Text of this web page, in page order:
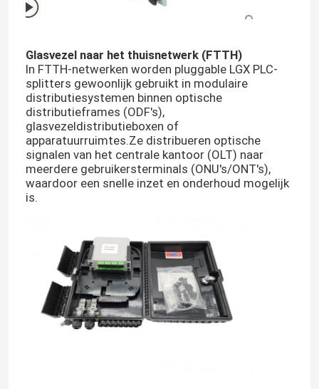
Kwaliteitscontrole
Contacteer ons
Nieuws
bloggen
Verzoek om een Citaat
Glasvezel naar het thuisnetwerk (FTTH)
In FTTH-netwerken worden pluggable LGX PLC-
splitters gewoonlijk gebruikt in modulaire
distributiesystemen binnen optische
distributieframes (ODF's),
glasvezeldistributieboxen of
apparatuurruimtes.Ze distribueren optische
signalen van het centrale kantoor (OLT) naar
meerdere gebruikersterminals (ONU's/ONT's),
waardoor een snelle inzet en onderhoud mogelijk
is.